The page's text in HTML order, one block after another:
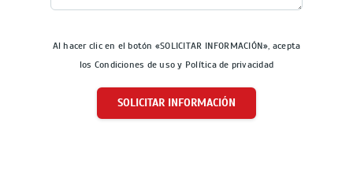
Al hacer clic en el botón «SOLICITAR INFORMACIÓN», acepta
los Condiciones de uso y Política de privacidad
SOLICITAR INFORMACIÓN